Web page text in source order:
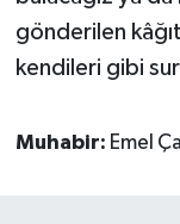
gönderilen
kendileri gibi
Muhabir: Emel